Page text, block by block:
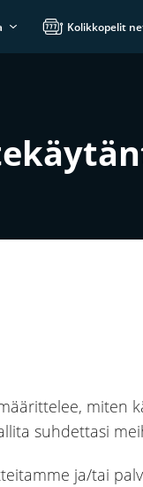
Kolikkopelit
miten
suhdettasi
ja/tai